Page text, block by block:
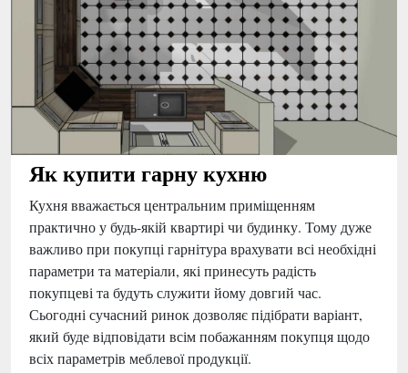
Як купити гарну кухню
Кухня вважається центральним приміщенням
практично у будь-якій квартирі чи будинку. Тому дуже
важливо при покупці гарнітура врахувати всі необхідні
параметри та матеріали, які принесуть радість
покупцеві та будуть служити йому довгий час.
Сьогодні сучасний ринок дозволяє підібрати варіант,
який буде відповідати всім побажанням покупця щодо
всіх параметрів меблевої продукції.